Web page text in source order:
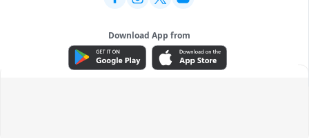
Download App from
ADVERTISEMENT